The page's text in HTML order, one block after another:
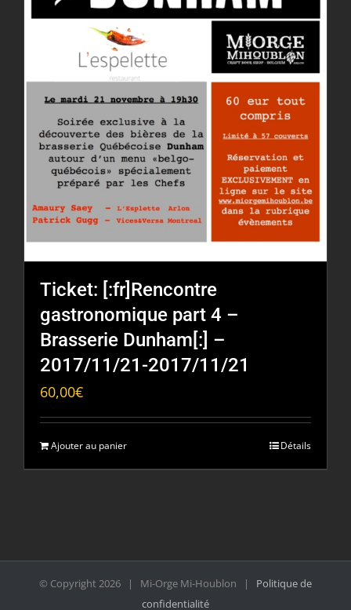
Ticket: [:fr]Rencontre
gastronomique part 4 –
Brasserie Dunham[:] –
2017/11/21-2017/11/21
60,00€
Ajouter au panier Détails
© Copyright2026 | Mi-Orge Mi-Houblon | Politique de
confidentialité